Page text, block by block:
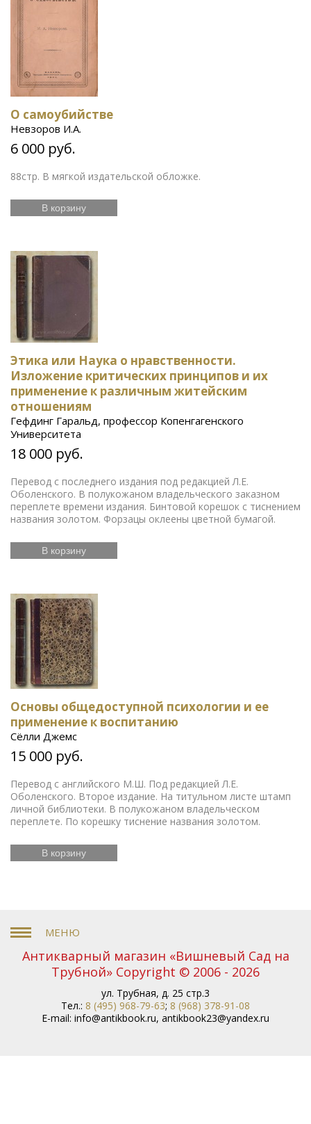
О самоубийстве
Невзоров И.А.
6 000 руб.
88стр. В мягкой издательской обложке.
В корзину
Этика или Наука о нравственности.
Изложение критических принципов и их
применение к различным житейским
отношениям
Гефдинг Гаральд, профессор Копенгагенского
Университета
18 000 руб.
Перевод с последнего издания под редакцией Л.Е.
Оболенского. В полукожаном владельческого заказном
переплете времени издания. Бинтовой корешок с тиснением
названия золотом. Форзацы оклеены цветной бумагой.
В корзину
Основы общедоступной психологии и ее
применение к воспитанию
Сёлли Джемс
15 000 руб.
Перевод с английского М.Ш. Под редакцией Л.Е.
Оболенского. Второе издание. На титульном листе штамп
личной библиотеки. В полукожаном владельческом
переплете. По корешку тиснение названия золотом.
В корзину
Антикварный магазин «Вишневый Сад на
Трубной» Copyright © 2006 - 2026
ул. Трубная, д. 25 стр.3
Тел.: 8 (495) 968-79-63; 8 (968) 378-91-08
E-mail: info@antikbook.ru, antikbook23@yandex.ru